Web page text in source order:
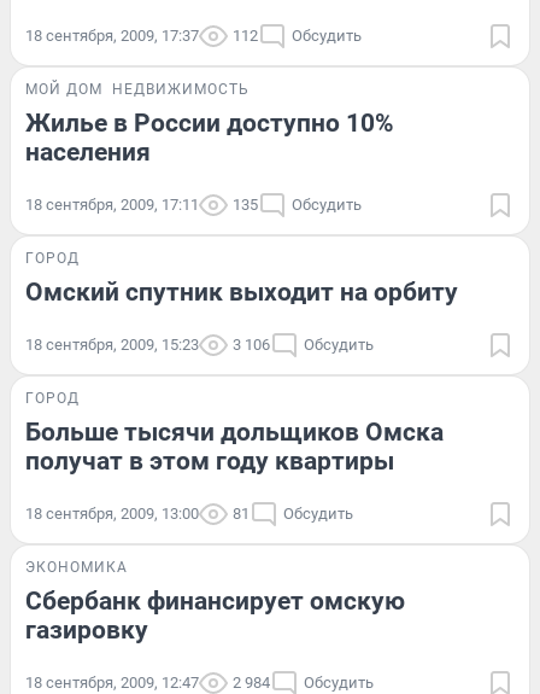
18 сентября, 2009, 17:37 112 Обсудить
МОЙ ДОМ НЕДВИЖИМОСТЬ
Жилье в России доступно 10%
населения
18 сентября, 2009, 17:11 135 Обсудить
ГОРОД
Омский спутник выходит на орбиту
18 сентября, 2009, 15:23 3 106 Обсудить
ГОРОД
Больше тысячи дольщиков Омска
получат в этом году квартиры
18 сентября, 2009, 13:00 81 Обсудить
ЭКОНОМИКА
Сбербанк финансирует омскую
газировку
18 сентября, 2009, 12:47 2 984 Обсудить